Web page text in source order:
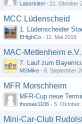
Laborkittel - 21. Oktober
MCC Lüdenscheid
1. Lüdenscheider
EHighCo - 11. Mai 2019
MAC-Mettenheim e.V.
7. Lauf zum
MSMike - 8. September
MFR Morschheim
MFR-Cup neue
thomas1106 - 5. Oktober
Mini-Car-Club